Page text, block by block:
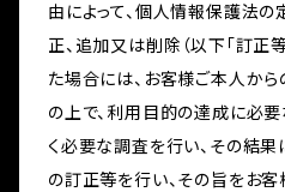
由によって、個人情報保護法
正、追加又は削除（以下「訂正
た場合には、お客様ご本人か
の上で、利用目的の達成に必
く必要な調査を行い、その結
の訂正等を行い、その旨をお